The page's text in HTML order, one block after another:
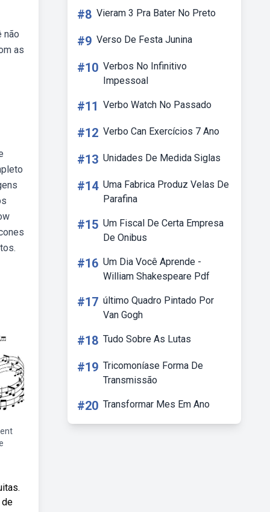
não
as
de
#8 Vieram 3 Pra Bater No Preto
#9 Verso De Festa Junina
#10 Verbos No Infinitivo
Impessoal
#11 Verbo Watch No Passado
#12 Verbo Can Exercícios 7 Ano
#13 Unidades De Medida Siglas
#14 Uma Fabrica Produz Velas De
Parafina
#15 Um Fiscal De Certa Empresa
De Onibus
#16 Um Dia Você Aprende -
William Shakespeare Pdf
#17 último Quadro Pintado Por
Van Gogh
#18 Tudo Sobre As Lutas
#19 Tricomoníase Forma De
Transmissão
#20 Transformar Mes Em Ano